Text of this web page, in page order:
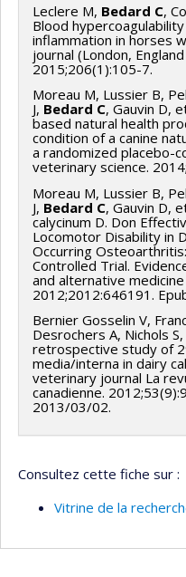
Leclere M, Bedard C,
Blood
inflammation in horses
journal (London,
2015;206(1):105-7.
Moreau M, Lussier B,
J, Bedard C, Gauvin D,
based natural health
condition of a canine
a randomized placebo-
veterinary science.
Moreau M, Lussier B,
J, Bedard C, Gauvin D,
calycinum D. Don
Locomotor Disability in
Occurring
Controlled Trial.
and alternative medicine
2012;2012:646191.
Bernier Gosselin V,
Desrochers A, Nichols
retrospective study of
media/interna in dairy
veterinary journal La
canadienne.
2013/03/02.
Consultez cette fiche sur :
Vitrine de la